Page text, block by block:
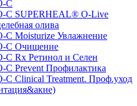
C
C SUPERHEAL® O-Live
олива
C Moisturize Увлажнение
C Очищение
C Rx Ретинол и Селен
C Prevent Профилактика
C Clinical Treatment. Проф.уход